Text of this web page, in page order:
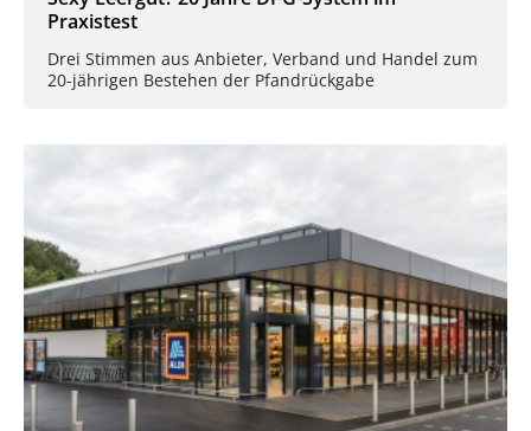
Praxistest
Drei Stimmen aus Anbieter, Verband und Handel zum
20-jährigen Bestehen der Pfandrückgabe